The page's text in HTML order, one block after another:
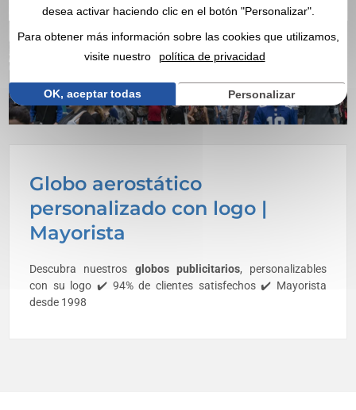
Globo aerostático
personalizado con logo |
Mayorista
Descubra nuestros globos publicitarios, personalizables
con su logo ✔️ 94% de clientes satisfechos ✔️ Mayorista
desde 1998
desea activar haciendo clic en el botón "Personalizar".
Para obtener más información sobre las cookies que utilizamos,
visite nuestro
política de privacidad
OK, aceptar todas Personalizar